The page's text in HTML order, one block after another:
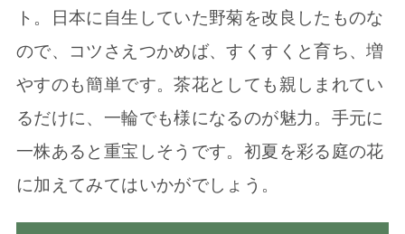
ト。日本に自生していた野菊を改良したものな
ので、コツさえつかめば、すくすくと育ち、増
やすのも簡単です。茶花としても親しまれてい
るだけに、一輪でも様になるのが魅力。手元に
一株あると重宝しそうです。初夏を彩る庭の花
に加えてみてはいかがでしょう。